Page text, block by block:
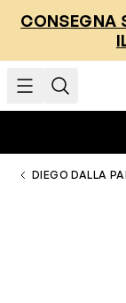
CONSEGNA
DIEGO DALLA